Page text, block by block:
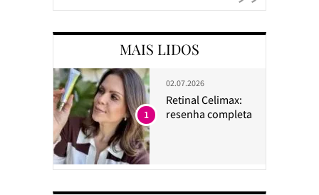
MAIS LIDOS
02.07.2026
Retinal Celimax:
resenha completa
1